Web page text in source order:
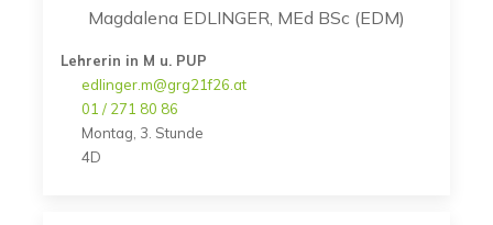
Magdalena EDLINGER, MEd BSc (EDM)
Lehrerin in M u. PUP
edlinger.m@grg21f26.at
01 / 271 80 86
Montag, 3. Stunde
4D